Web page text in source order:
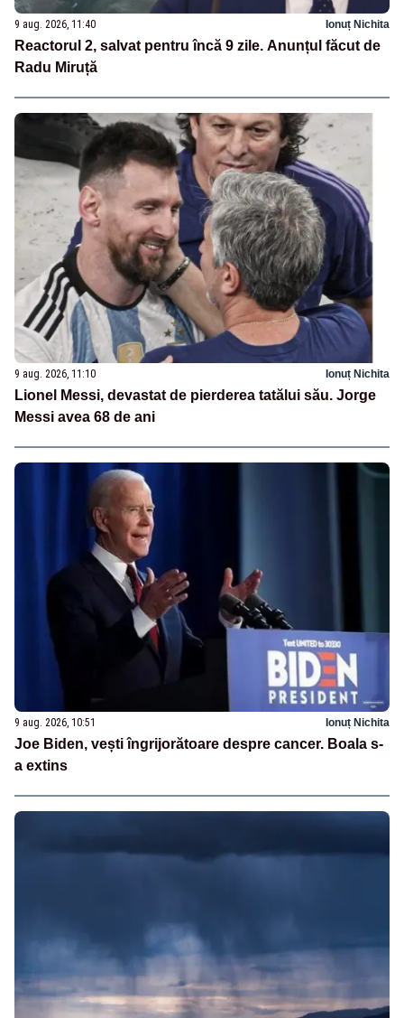
9 aug. 2026, 11:40 Ionuț Nichita
Reactorul 2, salvat pentru încă 9 zile. Anunțul făcut de
Radu Miruță
9 aug. 2026, 11:10 Ionuț Nichita
Lionel Messi, devastat de pierderea tatălui său. Jorge
Messi avea 68 de ani
9 aug. 2026, 10:51 Ionuț Nichita
Joe Biden, vești îngrijorătoare despre cancer. Boala s-
a extins